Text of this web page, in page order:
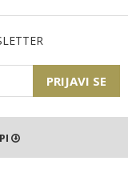
PRIJAVI SE